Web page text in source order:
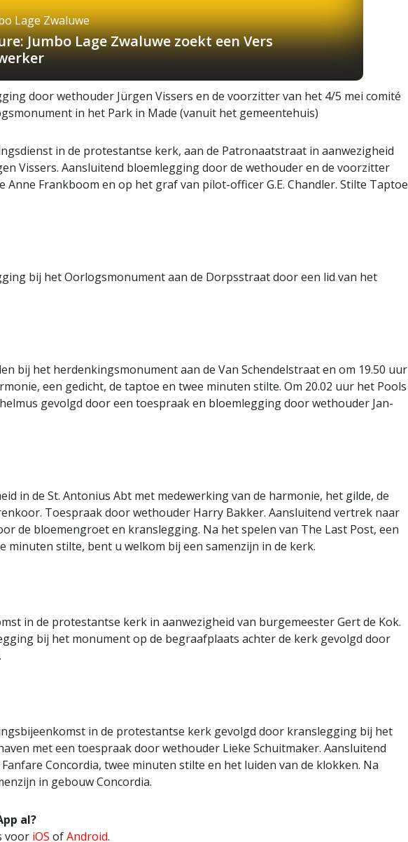
Lage Zwaluwe
Jumbo Lage Zwaluwe zoekt een Vers
door wethouder Jürgen Vissers en de voorzitter van het 4/5 mei comité
in het Park in Made (vanuit het gemeentehuis)
in de protestantse kerk, aan de Patronaatstraat in aanwezigheid
Vissers. Aansluitend bloemlegging door de wethouder en de voorzitter
Anne Frankboom en op het graf van pilot-officer G.E. Chandler. Stilte Taptoe
bij het Oorlogsmonument aan de Dorpsstraat door een lid van het
bij het herdenkingsmonument aan de Van Schendelstraat en om 19.50 uur
een gedicht, de taptoe en twee minuten stilte. Om 20.02 uur het Pools
gevolgd door een toespraak en bloemlegging door wethouder Jan-
in de St. Antonius Abt met medewerking van de harmonie, het gilde, de
Toespraak door wethouder Harry Bakker. Aansluitend vertrek naar
de bloemengroet en kranslegging. Na het spelen van The Last Post, een
minuten stilte, bent u welkom bij een samenzijn in de kerk.
in de protestantse kerk in aanwezigheid van burgemeester Gert de Kok.
bij het monument op de begraafplaats achter de kerk gevolgd door
in de protestantse kerk gevolgd door kranslegging bij het
met een toespraak door wethouder Lieke Schuitmaker. Aansluitend
Concordia, twee minuten stilte en het luiden van de klokken. Na
in gebouw Concordia.
al?
voor iOS ofAndroid.